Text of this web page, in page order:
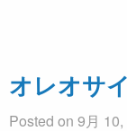
オレオサ
Posted on 9月